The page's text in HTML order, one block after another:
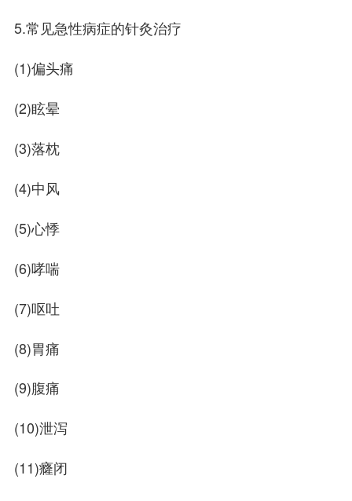
5.常见急性病症的针灸治疗
(1)偏头痛
(2)眩晕
(3)落枕
(4)中风
(5)心悸
(6)哮喘
(7)呕吐
(8)胃痛
(9)腹痛
(10)泄泻
(11)癃闭